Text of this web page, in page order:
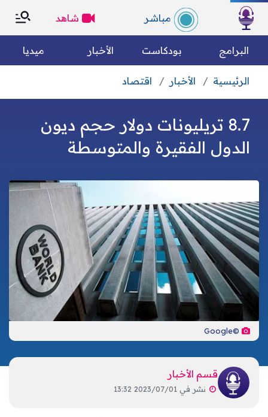
×
التصنيفات
الكل رياضة
الأخبار العالمية الأخبار الوطنية
مجتمع مدني اقتصاد
تكنولوجيا ترفيه
صحة تحليلات
الأخبار المحلية
× الرئسية
من نحن؟
فريق العمل
الميثاق التحريري
إشهار
مباشر شاهد
البرامج بودكاست الأخبار ميديا
الرئيسية الأخبار اقتصاد
8.7 تريليونات دولار حجم ديون
الدول الفقيرة والمتوسطة
©Google
قسم الأخبار
نشر في2023/07/01 13:32